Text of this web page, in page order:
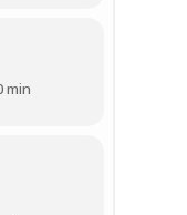
min